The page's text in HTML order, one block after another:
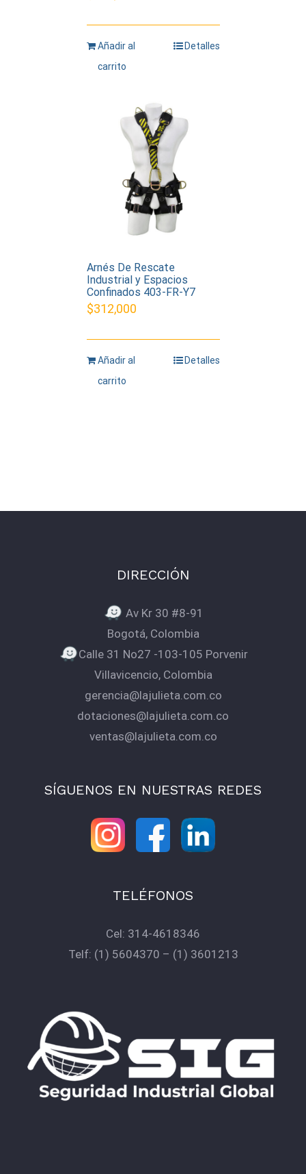
Añadir al
carrito
Detalles
Arnés De Rescate
Industrial y Espacios
Confinados 403-FR-Y7
$312,000
Añadir al
carrito
Detalles
DIRECCIÓN
Av Kr 30 #8-91
Bogotá, Colombia
Calle 31 No27 -103-105 Porvenir
Villavicencio, Colombia
gerencia@lajulieta.com.co
dotaciones@lajulieta.com.co
ventas@lajulieta.com.co
SÍGUENOS EN NUESTRAS REDES
TELÉFONOS
Cel: 314-4618346
Telf: (1) 5604370 – (1) 3601213